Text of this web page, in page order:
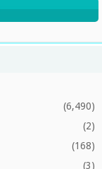
(6,490)
(2)
(168)
(3)